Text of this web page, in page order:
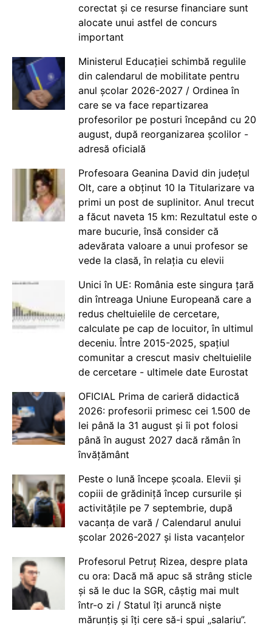
corectat și ce resurse financiare sunt
alocate unui astfel de concurs
important
Ministerul Educației schimbă regulile
din calendarul de mobilitate pentru
anul școlar 2026-2027 / Ordinea în
care se va face repartizarea
profesorilor pe posturi începând cu 20
august, după reorganizarea școlilor -
adresă oficială
Profesoara Geanina David din județul
Olt, care a obținut 10 la Titularizare va
primi un post de suplinitor. Anul trecut
a făcut naveta 15 km: Rezultatul este o
mare bucurie, însă consider că
adevărata valoare a unui profesor se
vede la clasă, în relația cu elevii
Unici în UE: România este singura țară
din întreaga Uniune Europeană care a
redus cheltuielile de cercetare,
calculate pe cap de locuitor, în ultimul
deceniu. Între 2015-2025, spațiul
comunitar a crescut masiv cheltuielile
de cercetare - ultimele date Eurostat
OFICIAL Prima de carieră didactică
2026: profesorii primesc cei 1.500 de
lei până la 31 august și îi pot folosi
până în august 2027 dacă rămân în
învățământ
Peste o lună începe școala. Elevii și
copiii de grădiniță încep cursurile și
activitățile pe 7 septembrie, după
vacanța de vară / Calendarul anului
școlar 2026-2027 și lista vacanțelor
Profesorul Petruț Rizea, despre plata
cu ora: Dacă mă apuc să strâng sticle
și să le duc la SGR, câștig mai mult
într-o zi / Statul îți aruncă niște
mărunțiș și îți cere să-i spui „salariu”.